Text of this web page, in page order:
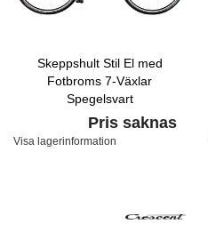
Skeppshult Stil El med
Fotbroms 7-Växlar
Spegelsvart
Pris saknas
Visa lagerinformation